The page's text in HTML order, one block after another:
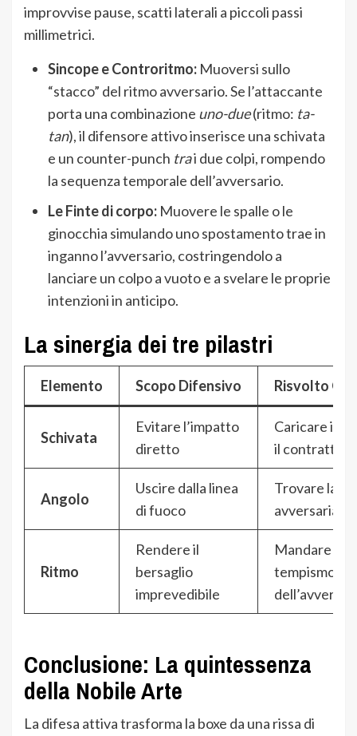
improvvise pause, scatti laterali a piccoli passi
millimetrici.
Sincope e Controritmo: Muoversi sullo
“stacco” del ritmo avversario. Se l’attaccante
porta una combinazione uno-due(ritmo: ta-
tan), il difensore attivo inserisce una schivata
e un counter-punch trai due colpi, rompendo
la sequenza temporale dell’avversario.
Le Finte di corpo: Muovere le spalle o le
ginocchia simulando uno spostamento trae in
inganno l’avversario, costringendolo a
lanciare un colpo a vuoto e a svelare le proprie
intenzioni in anticipo.
La sinergia dei tre pilastri
Elemento Scopo Difensivo Risvolto
Schivata
Evitare l’impatto
diretto
Caricare il
il
Angolo
Uscire dalla linea
di fuoco
Trovare la
avversaria
Ritmo
Rendere il
bersaglio
imprevedibile
Mandare a
tempismo
Conclusione: La quintessenza
della Nobile Arte
La difesa attiva trasforma la boxe da una rissa di